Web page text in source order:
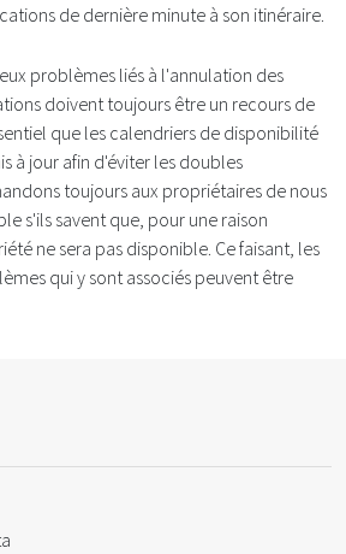
de dernière minute à son itinéraire.
problèmes liés à l'annulation des
doivent toujours être un recours de
que les calendriers de disponibilité
à jour afin d'éviter les doubles
toujours aux propriétaires de nous
s'ils savent que, pour une raison
ne sera pas disponible. Ce faisant, les
qui y sont associés peuvent être